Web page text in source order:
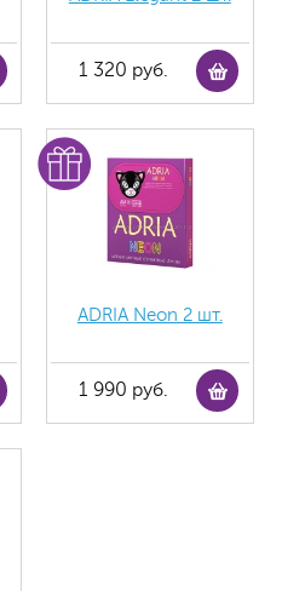
1 320 руб.
ADRIA Neon 2 шт.
1 990 руб.